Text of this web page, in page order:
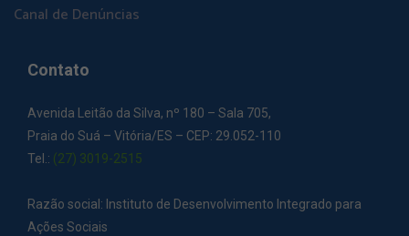
Canal de Denúncias
Contato
Avenida Leitão da Silva, nº 180 – Sala 705,
Praia do Suá – Vitória/ES – CEP: 29.052-110
Tel.: (27) 3019-2515
Razão social: Instituto de Desenvolvimento Integrado para
Ações Sociais